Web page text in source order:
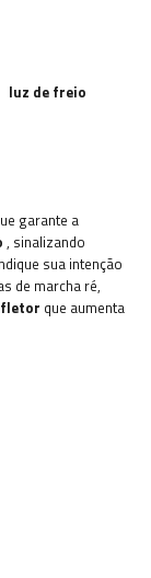
luz de freio
garante a
, sinalizando
sua intenção
de marcha ré,
que aumenta